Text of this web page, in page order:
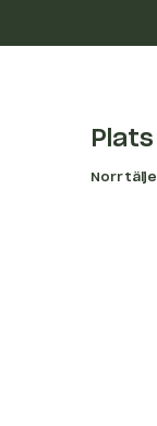
Plats
Norrtälje